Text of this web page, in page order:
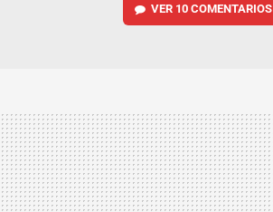
VER 10 COMENTARIOS